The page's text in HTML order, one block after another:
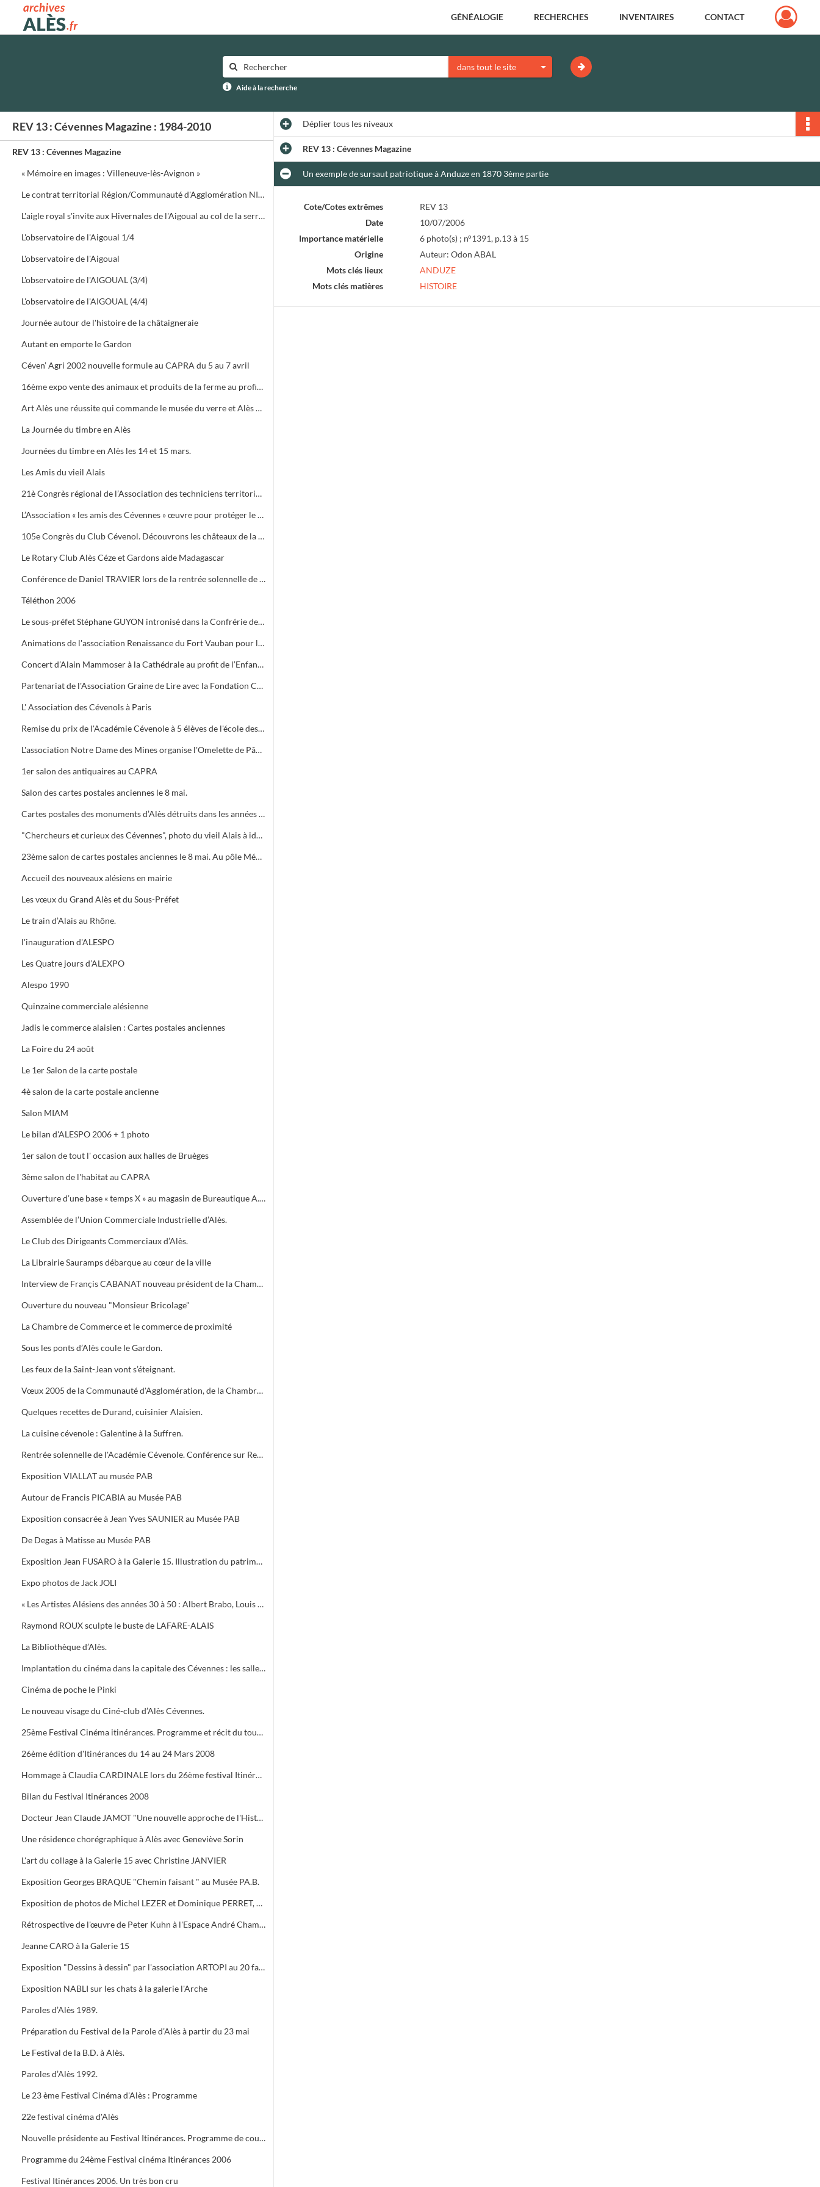
Archives municipales d'Alès GÉNÉALOGIE RECHERCHES INVENTAIRES CONTACT
dans tout le site
Aide à la recherche
REV 13 : Cévennes Magazine : 1984-2010
REV 13 : Cévennes Magazine
« Mémoire en images : Villeneuve-lès-Avignon »
Le contrat territorial Région/Communauté d'Agglomération NIMES Métropole
L'aigle royal s'invite aux Hivernales de l'Aigoual au col de la serreyrède. Programme de la journée
L'observatoire de l'Aigoual 1/4
L'observatoire de l'Aigoual
L'observatoire de l'AIGOUAL (3/4)
L'observatoire de l'AIGOUAL (4/4)
Journée autour de l'histoire de la châtaigneraie
Autant en emporte le Gardon
Céven’ Agri 2002 nouvelle formule au CAPRA du 5 au 7 avril
16ème expo vente des animaux et produits de la ferme au profit des orphelins des sapeurs-pompiers aux halles de Bruèges
Art Alès une réussite qui commande le musée du verre et Alès capitale des Cévennes, départ du chemin des verriers.
La Journée du timbre en Alès
Journées du timbre en Alès les 14 et 15 mars.
Les Amis du vieil Alais
21è Congrès régional de l’Association des techniciens territoriaux.
L’Association « les amis des Cévennes » œuvre pour protéger le patrimoine cévenol.
105e Congrès du Club Cévenol. Découvrons les châteaux de la Vaunage
Le Rotary Club Alès Céze et Gardons aide Madagascar
Conférence de Daniel TRAVIER lors de la rentrée solennelle de l'Académie Cévenole
Téléthon 2006
Le sous-préfet Stéphane GUYON intronisé dans la Confrérie des Mange Tripes
Animations de l'association Renaissance du Fort Vauban pour le Téléthon
Concert d’Alain Mammoser à la Cathédrale au profit de l’Enfance Inadaptée.
Partenariat de l'Association Graine de Lire avec la Fondation Crédit Mutuel
L' Association des Cévenols à Paris
Remise du prix de l'Académie Cévenole à 5 élèves de l'école des Mines pour leur travail sur la mine et ses conséquences sur l'économie et les paysages.
L'association Notre Dame des Mines organise l'Omelette de Pâques à l'Ermitage
1er salon des antiquaires au CAPRA
Salon des cartes postales anciennes le 8 mai.
Cartes postales des monuments d’Alès détruits dans les années 1960.
"Chercheurs et curieux des Cévennes", photo du vieil Alais à identifier.
23ème salon de cartes postales anciennes le 8 mai. Au pôle Mécanique grand prix camion
Accueil des nouveaux alésiens en mairie
Les vœux du Grand Alès et du Sous-Préfet
Le train d’Alais au Rhône.
l'inauguration d'ALESPO
Les Quatre jours d’ALEXPO
Alespo 1990
Quinzaine commerciale alésienne
Jadis le commerce alaisien : Cartes postales anciennes
La Foire du 24 août
Le 1er Salon de la carte postale
4è salon de la carte postale ancienne
Salon MIAM
Le bilan d'ALESPO 2006 + 1 photo
1er salon de tout l' occasion aux halles de Bruèges
3ème salon de l'habitat au CAPRA
Ouverture d’une base « temps X » au magasin de Bureautique A.M.C., 40 Avenue du Général de Gaule à Alès.
Assemblée de l’Union Commerciale Industrielle d’Alès.
Le Club des Dirigeants Commerciaux d’Alès.
La Librairie Sauramps débarque au cœur de la ville
Interview de Françis CABANAT nouveau président de la Chambre de Commerce
Ouverture du nouveau "Monsieur Bricolage"
La Chambre de Commerce et le commerce de proximité
Sous les ponts d’Alès coule le Gardon.
Les feux de la Saint-Jean vont s’éteignant.
Vœux 2005 de la Communauté d'Agglomération, de la Chambre de Commerce, 5 bougies pour la Médiathèque
Quelques recettes de Durand, cuisinier Alaisien.
La cuisine cévenole : Galentine à la Suffren.
Rentrée solennelle de l'Académie Cévenole. Conférence sur Renoir et Albert ANDRE, une amitié (1894-1919)
Exposition VIALLAT au musée PAB
Autour de Francis PICABIA au Musée PAB
Exposition consacrée à Jean Yves SAUNIER au Musée PAB
De Degas à Matisse au Musée PAB
Exposition Jean FUSARO à la Galerie 15. Illustration du patrimoine alésien
Expo photos de Jack JOLI
« Les Artistes Alésiens des années 30 à 50 : Albert Brabo, Louis Cabanes, Louis Arcaix et René Aberlenc » par Annie Corbier
Raymond ROUX sculpte le buste de LAFARE-ALAIS
La Bibliothèque d’Alès.
Implantation du cinéma dans la capitale des Cévennes : les salles du début du siècle à nos jours.
Cinéma de poche le Pinki
Le nouveau visage du Ciné-club d’Alès Cévennes.
25ème Festival Cinéma itinérances. Programme et récit du tournage dans les cévennes d' "Un homme de trop"
26ème édition d'Itinérances du 14 au 24 Mars 2008
Hommage à Claudia CARDINALE lors du 26ème festival Itinérances. En photo avec Max ROUSTAN, Maire
Bilan du Festival Itinérances 2008
Docteur Jean Claude JAMOT "Une nouvelle approche de l'Histoire et de l'Archéologie appliquée aux Celtes
Une résidence chorégraphique à Alès avec Geneviève Sorin
L'art du collage à la Galerie 15 avec Christine JANVIER
Exposition Georges BRAQUE "Chemin faisant " au Musée PA.B.
Exposition de photos de Michel LEZER et Dominique PERRET, de peintures de Monique SANTORO à l'OFFICE DE TOURISME pour la Féria d'Alès
Rétrospective de l'œuvre de Peter Kuhn à l'Espace André Chamson. Exposition consacrée à Vauban à l'OFFICE DE TOURISME. Présentation de saison hors les murs du cratère
Jeanne CARO à la Galerie 15
Exposition "Dessins à dessin" par l'association ARTOPI au 20 faubourg du Soleil
Exposition NABLI sur les chats à la galerie l'Arche
Paroles d’Alès 1989.
Préparation du Festival de la Parole d’Alès à partir du 23 mai
Le Festival de la B.D. à Alès.
Paroles d’Alès 1992.
Le 23 ème Festival Cinéma d'Alès : Programme
22e festival cinéma d'Alès
Nouvelle présidente au Festival Itinérances. Programme de courts métrages de Jacques TATI
Programme du 24ème Festival cinéma Itinérances 2006
Festival Itinérances 2006. Un très bon cru
Dépliertous les niveaux
REV 13 : Cévennes Magazine
Un exemple de sursaut patriotique à Anduze en 1870 3ème partie
Cote/Cotes extrêmes
REV 13
Date
10/07/2006
Importance matérielle
6 photo(s) ; n°1391, p.13 à 15
Origine
Auteur: Odon ABAL
Mots clés lieux
ANDUZE
Mots clés matières
HISTOIRE